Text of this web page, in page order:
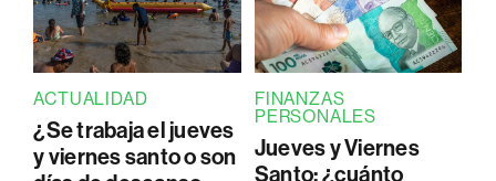
ACTUALIDAD
¿Se trabaja el jueves
y viernes santo o son
FINANZAS
PERSONALES
Jueves y Viernes
Santo: ¿cuánto